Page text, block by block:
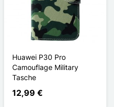
Huawei P30 Pro
Camouflage Military
Tasche
12,99 €